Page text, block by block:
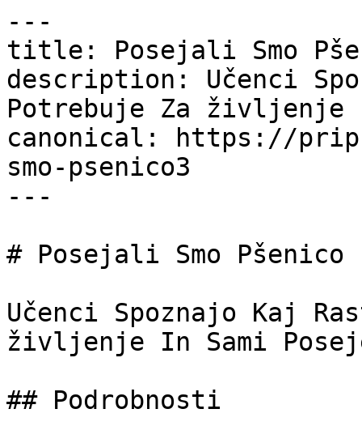
---
title: Posejali Smo
description: Učenci
Potrebuje Za življenje
canonical: https://
smo-psenico3
---
# Posejali Smo Pšenico
Učenci Spoznajo Kaj
življenje In Sami
## Podrobnosti